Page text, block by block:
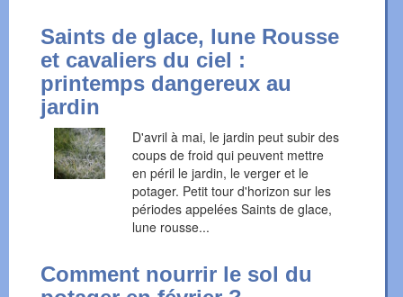
Saints de glace, lune Rousse
et cavaliers du ciel :
printemps dangereux au
jardin
D'avril à mai, le jardin peut subir des
coups de froid qui peuvent mettre
en péril le jardin, le verger et le
potager. Petit tour d'horizon sur les
périodes appelées Saints de glace,
lune rousse...
Comment nourrir le sol du